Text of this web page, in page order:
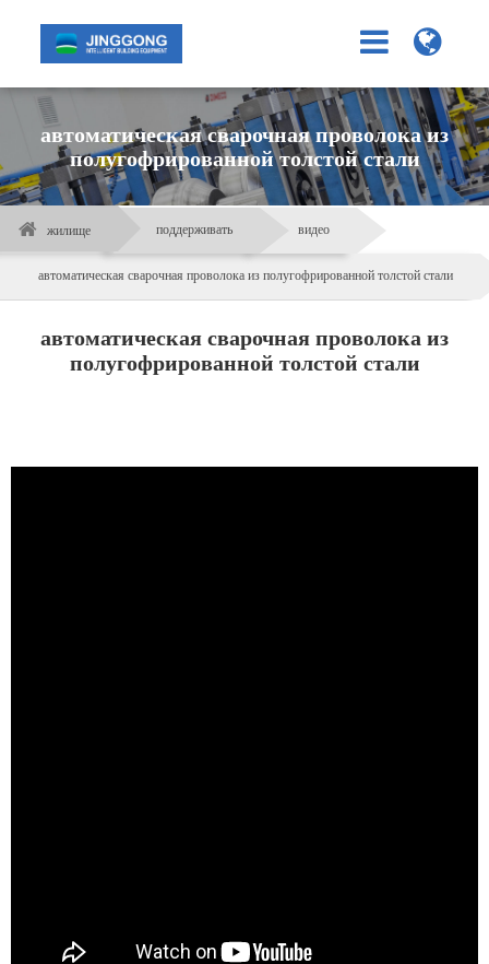
автоматическая сварочная проволока из
полугофрированной толстой стали
жилище поддерживать видео
автоматическая сварочная проволока из полугофрированной толстой стали
автоматическая сварочная проволока из
полугофрированной толстой стали